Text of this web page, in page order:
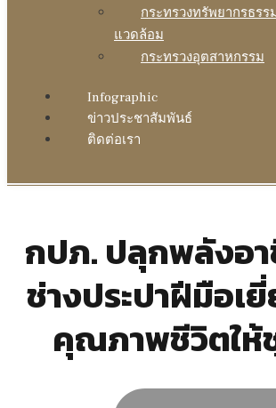
กระทรวงทรัพยากรธร
แวดล้อม
กระทรวงอุตสาหกรรม
Infographic
ข่าวประชาสัมพันธ์
ติดต่อเรา
กปภ. ปลุกพลังอ
ช่างประปาฝีมือเ
คุณภาพชีวิตให้